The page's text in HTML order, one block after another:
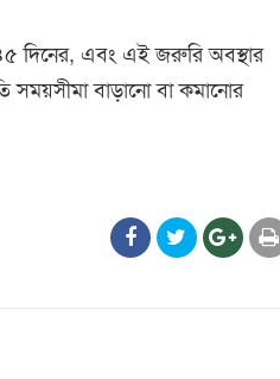
দিনের, এবং এই জরুরি অবস্থার
সময়সীমা বাড়ানো বা কমানোর